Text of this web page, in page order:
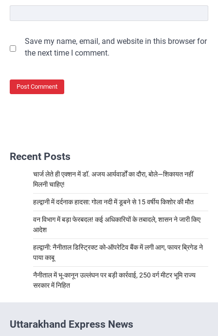
Save my name, email, and website in this browser for
the next time I comment.
Recent Posts
चार्ज लेते ही एक्शन में डॉ. अजय आर्यवार्डों का दौरा, बोले—शिकायत नहीं
मिलनी चाहिए!
हल्द्वानी में दर्दनाक हादसा: गोला नदी में डूबने से 15 वर्षीय किशोर की मौत
वन विभाग में बड़ा फेरबदल! कई अधिकारियों के तबादले, शासन ने जारी किए
आदेश
हल्द्वानी: नैनीताल डिस्ट्रिक्ट को-ऑपरेटिव बैंक में लगी आग, फायर ब्रिगेड ने
पाया काबू
नैनीताल में भू-कानून उल्लंघन पर बड़ी कार्रवाई, 250 वर्ग मीटर भूमि राज्य
सरकार में निहित
Uttarakhand Express News